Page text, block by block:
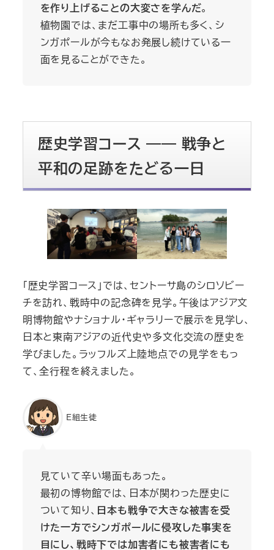
を作り上げることの大変さを学んだ。
植物園では、まだ工事中の場所も多く、シ
ンガポールが今もなお発展し続けている一
面を見ることができた。
歴史学習コース ―― 戦争と
平和の足跡をたどる一日
「歴史学習コース」では、セントーサ島のシロソビー
チを訪れ、戦時中の記念碑を見学。午後はアジア文
明博物館やナショナル・ギャラリーで展示を見学し、
日本と東南アジアの近代史や多文化交流の歴史を
学びました。ラッフルズ上陸地点での見学をもっ
て、全行程を終えました。
E組生徒
見ていて辛い場面もあった。
最初の博物館では、日本が関わった歴史に
ついて知り、
日本も戦争で大きな被害を受
けた一方でシンガポールに侵攻した事実を
目にし、戦時下では加害者にも被害者にも